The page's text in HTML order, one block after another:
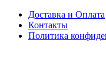
Доставка и Оплата
Контакты
Политика